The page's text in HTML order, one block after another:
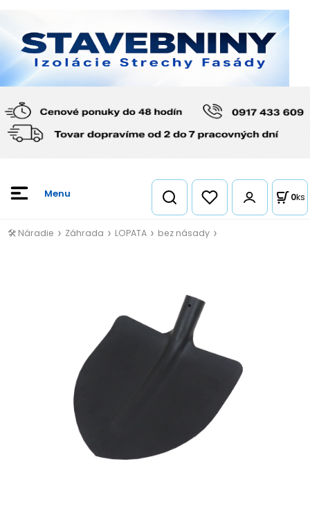
0ks
🛠️ Náradie Záhrada LOPATA bez násady